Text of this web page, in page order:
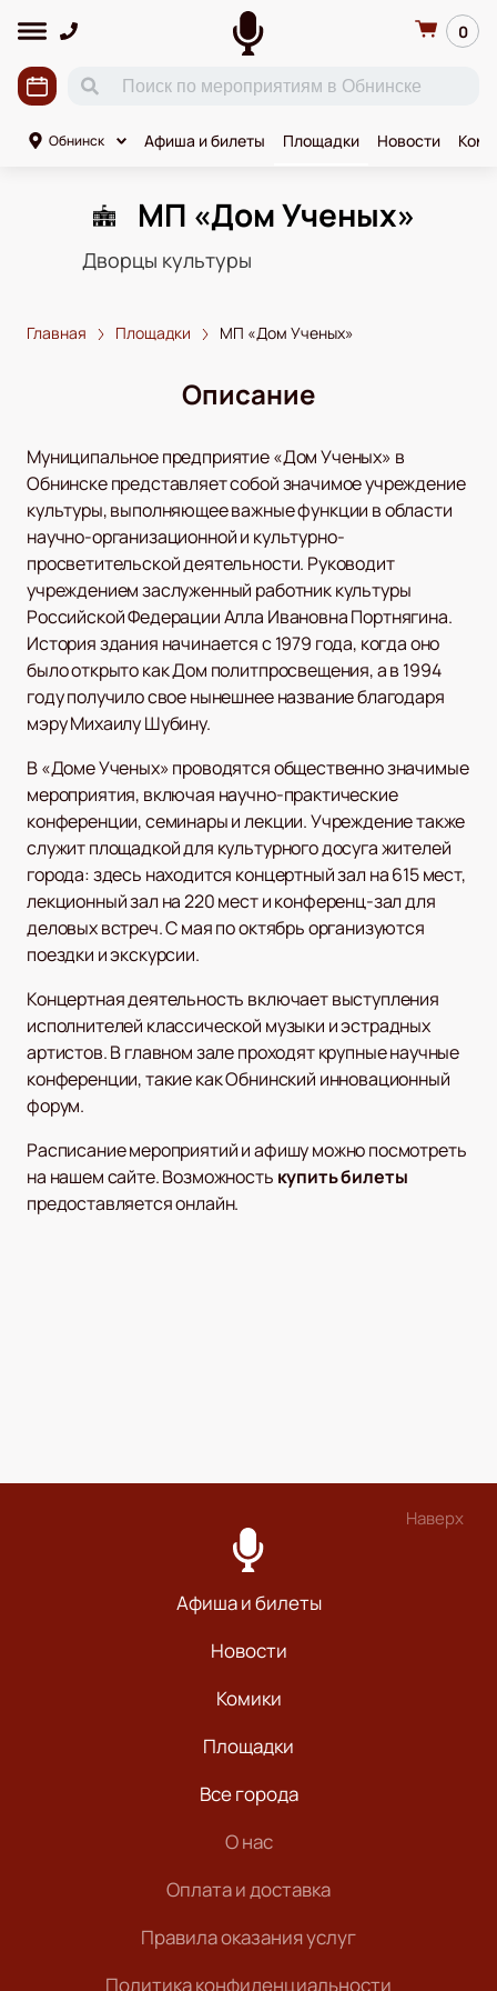
0
Обнинск Афиша и билеты Площадки Новости
МП «Дом Ученых»
Дворцы культуры
Главная Площадки МП «Дом Ученых»
Описание
Муниципальное предприятие «Дом Ученых» в
Обнинске представляет собой значимое учреждение
культуры, выполняющее важные функции в области
научно-организационной и культурно-
просветительской деятельности. Руководит
учреждением заслуженный работник культуры
Российской Федерации Алла Ивановна Портнягина.
История здания начинается с 1979 года, когда оно
было открыто как Дом политпросвещения, а в 1994
году получило свое нынешнее название благодаря
мэру Михаилу Шубину.
В «Доме Ученых» проводятся общественно значимые
мероприятия, включая научно-практические
конференции, семинары и лекции. Учреждение также
служит площадкой для культурного досуга жителей
города: здесь находится концертный зал на 615 мест,
лекционный зал на 220 мест и конференц-зал для
деловых встреч. С мая по октябрь организуются
поездки и экскурсии.
Концертная деятельность включает выступления
исполнителей классической музыки и эстрадных
артистов. В главном зале проходят крупные научные
конференции, такие как Обнинский инновационный
форум.
Расписание мероприятий и афишу можно посмотреть
на нашем сайте. Возможность купить билеты
предоставляется онлайн.
Наверх
Афиша и билеты
Новости
Комики
Площадки
Все города
О нас
Оплата и доставка
Правила оказания услуг
Политика конфиденциальности